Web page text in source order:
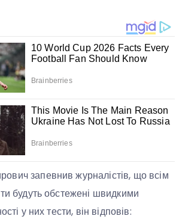
запевнив журналістів, що всім
будуть обстежені швидкими
у них тести, він відповів: